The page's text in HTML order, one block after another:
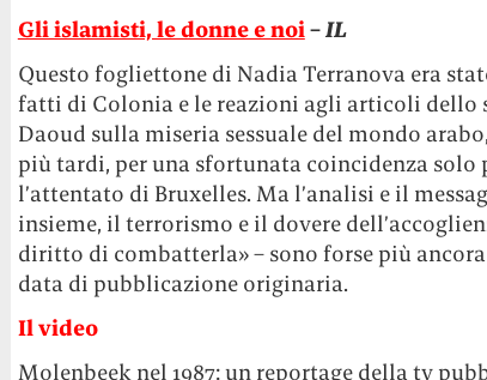
Gli islamisti, le donne e noi–IL
Questo fogliettone di Nadia Terranova era
fatti di Colonia e le reazioni agli articoli dello
Daoud sulla miseria sessuale del mondo
più tardi, per una sfortunata coincidenza
l’attentato di Bruxelles. Ma l’analisi e il
insieme, il terrorismo e il dovere
diritto di combatterla» – sono forse più
data di pubblicazione originaria.
Il video
Molenbeek nel 1987: un reportage della tv